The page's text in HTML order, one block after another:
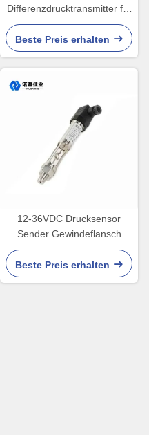
Differenzdrucktransmitter für
Wasser, 24 VDC, hohe
Empfindlichkeit
Beste Preis erhalten
12-36VDC Drucksensor
Sender Gewindeflansch
Hochtemperatur-
Drucksensor
Beste Preis erhalten